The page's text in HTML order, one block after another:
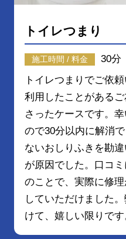
トイレつまり
施工時間 / 料金 30分
トイレつまりでご依
利用したことがある
さったケースです。
ので30分以内に解消
ないおしりふきを勘
が原因でした。口コ
のことで、実際に修
していただけました
けて、嬉しい限りです